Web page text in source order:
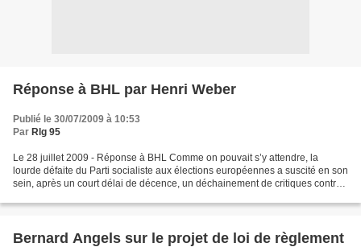
Réponse à BHL par Henri Weber
Publié le 30/07/2009 à 10:53
Par Rlg 95
Le 28 juillet 2009 - Réponse à BHL Comme on pouvait s’y attendre, la
lourde défaite du Parti socialiste aux élections européennes a suscité en son
sein, après un court délai de décence, un déchainement de critiques contre
Bernard Angels sur le projet de loi de règlement